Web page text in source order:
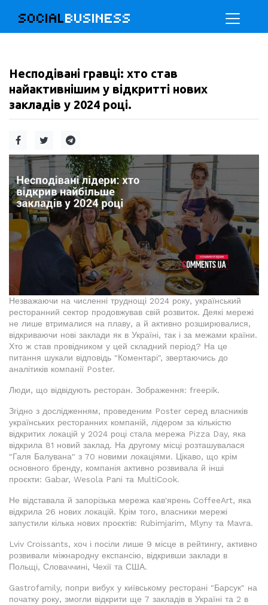
SOCIALBUSINESS
Несподівані гравці: хто став
найактивнішим у відкритті нових
закладів у 2024 році.
Незважаючи на численні труднощі 2024 року, український
ресторанний сектор продовжував свій розвиток. Деякі мережі
не лише втрималися на плаву, а й активно розширювалися,
відкриваючи нові заклади як в Україні, так і за межами країни.
Хто ж став провідником у цей складний період? На це
питання шукали відповідь "Коментарі", звертаючись до
аналітиків компанії Poster.
Люди, що відвідують ресторан. Зображення: freepik.
Згідно з дослідженням, проведеним Poster серед власників
українських ресторанних компаній, лідером за кількістю
відкритих локацій у 2024 році стала мережа Pizza Day, яка
відкрила 81 новий заклад. На другому місці розташувалася
"Галя Балувана" з 70 новими локаціями. Цікаво, що крім
основного бренду, компанія активно розвивала й інші
проєкти: Gabar, Wesola Pani та MultiCook.
Не відставала й запорізька мережа кав'ярень CoffeeArt, яка
відкрила 26 нових локацій. Крім того, власники мережі
запустили кілька нових проєктів: Rubimjarim, Mlyny та Mavra.
Lviv Croissants, хоч і посіли лише 9 місце в рейтингу, активно
розвивали міжнародну експансію, відкривши заклади в
Польщі, Словаччині, Чехії та США.
Gastrofamily, попри вибух у київському ресторані "Барсук" на
початку року, змогли відкрити ще 7 закладів в Україні та 2 в